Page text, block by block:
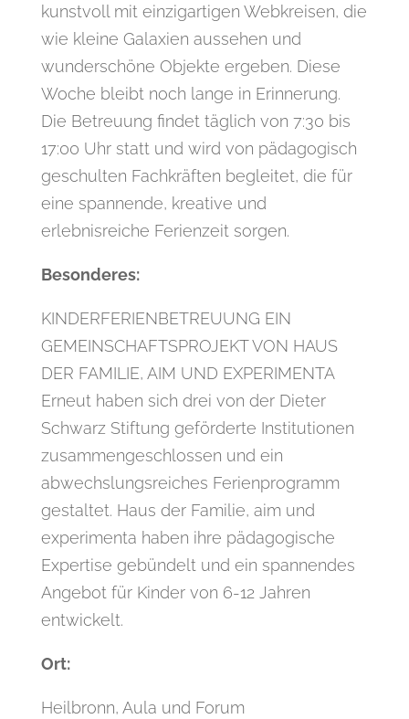
kunstvoll mit einzigartigen Webkreisen, die
wie kleine Galaxien aussehen und
wunderschöne Objekte ergeben. Diese
Woche bleibt noch lange in Erinnerung.
Die Betreuung findet täglich von 7:30 bis
17:00 Uhr statt und wird von pädagogisch
geschulten Fachkräften begleitet, die für
eine spannende, kreative und
erlebnisreiche Ferienzeit sorgen.
Besonderes:
KINDERFERIENBETREUUNG EIN
GEMEINSCHAFTSPROJEKT VON HAUS
DER FAMILIE, AIM UND EXPERIMENTA
Erneut haben sich drei von der Dieter
Schwarz Stiftung geförderte Institutionen
zusammengeschlossen und ein
abwechslungsreiches Ferienprogramm
gestaltet. Haus der Familie, aim und
experimenta haben ihre pädagogische
Expertise gebündelt und ein spannendes
Angebot für Kinder von 6-12 Jahren
entwickelt.
Ort:
Heilbronn, Aula und Forum